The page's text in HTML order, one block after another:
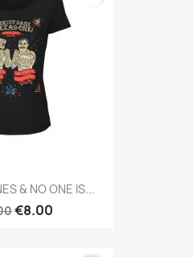
& NO ONE IS...
€8.00